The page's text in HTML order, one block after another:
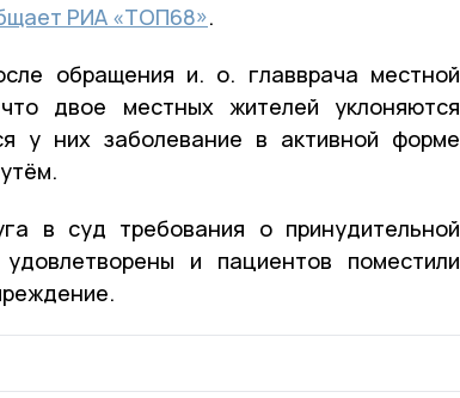
РИА «ТОП68».
обращения и. о. главврача местной
двое местных жителей уклоняются
у них заболевание в активной форме
в суд требования о принудительной
и пациентов поместили